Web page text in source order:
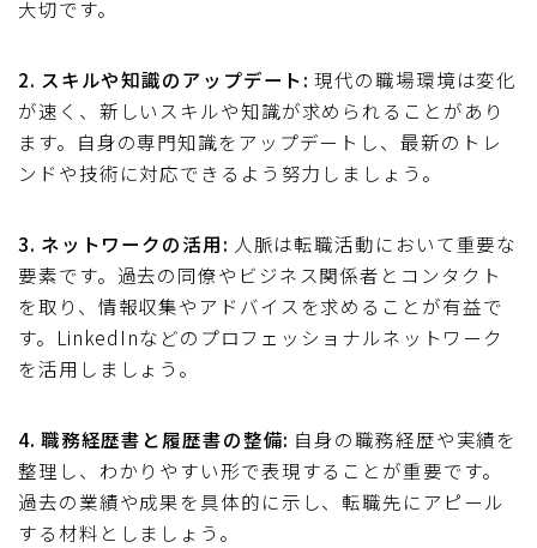
大切です。
2. スキルや知識のアップデート: 現代の職場環境は変化
が速く、新しいスキルや知識が求められることがあり
ます。自身の専門知識をアップデートし、最新のトレ
ンドや技術に対応できるよう努力しましょう。
3. ネットワークの活用: 人脈は転職活動において重要な
要素です。過去の同僚やビジネス関係者とコンタクト
を取り、情報収集やアドバイスを求めることが有益で
す。LinkedInなどのプロフェッショナルネットワーク
を活用しましょう。
4. 職務経歴書と履歴書の整備: 自身の職務経歴や実績を
整理し、わかりやすい形で表現することが重要です。
過去の業績や成果を具体的に示し、転職先にアピール
する材料としましょう。